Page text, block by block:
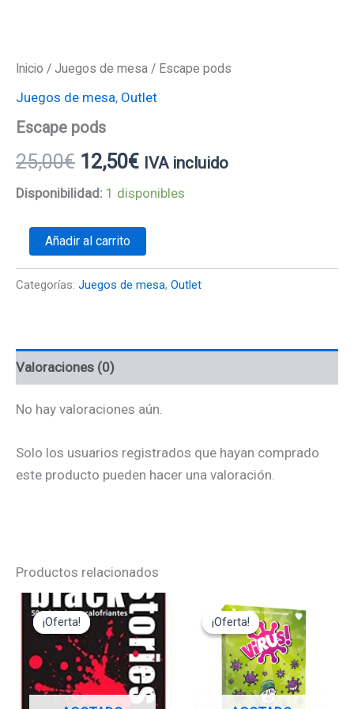
Inicio / Juegos de mesa / Escape pods
Juegos de mesa, Outlet
Escape pods
25,00€ 12,50€ IVA incluido
Disponibilidad: 1 disponibles
Añadir al carrito
Categorías: Juegos de mesa, Outlet
Valoraciones (0)
No hay valoraciones aún.
Solo los usuarios registrados que hayan comprado
este producto pueden hacer una valoración.
Productos relacionados
¡Oferta!
¡Oferta!
El
precio
original
era:
12,95€.
El
precio
actual
es:
11,65€.
¡Oferta!
¡Oferta!
precio
original
era:
15,00€.
precio
actual
es:
13,50€.